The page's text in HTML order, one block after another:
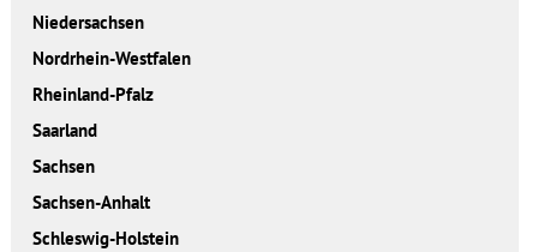
Niedersachsen
Nordrhein-Westfalen
Rheinland-Pfalz
Saarland
Sachsen
Sachsen-Anhalt
Schleswig-Holstein